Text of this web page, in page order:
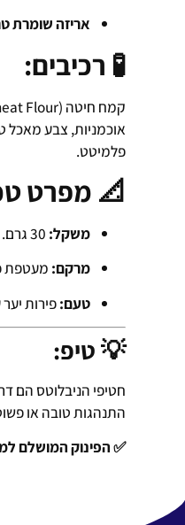
אריזה שומרת
🧪 רכיבים:
פלמיטט.
📐 מפרט
משקל:
מרקם: מעטפת
טעם:פירות
💡 טיפ:
חטיפי הניבלוטס הם
התנהגות טובה או
✅ הפינוק המושלם